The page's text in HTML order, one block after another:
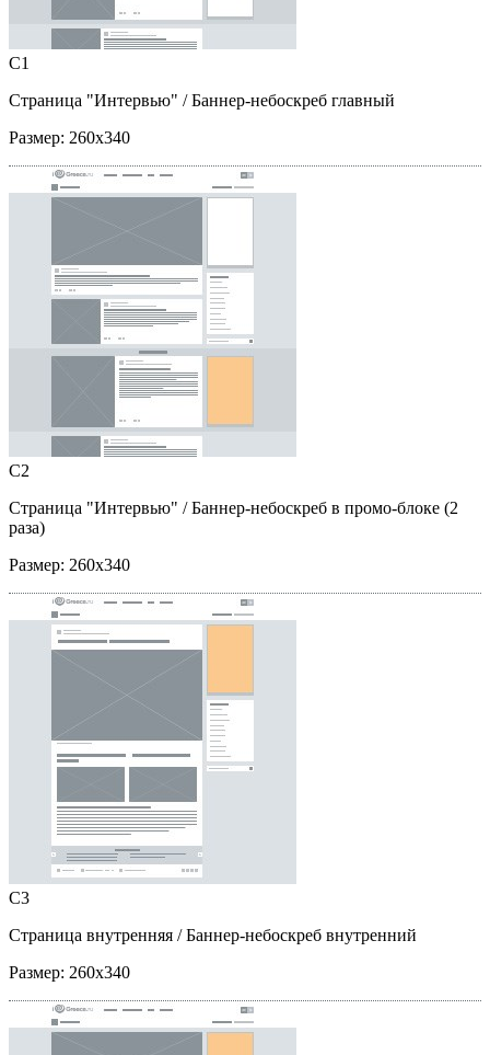
C1
Страница "Интервью" / Баннер-небоскреб главный
Размер: 260x340
C2
Страница "Интервью" / Баннер-небоскреб в промо-блоке (2
раза)
Размер: 260x340
C3
Страница внутренняя / Баннер-небоскреб внутренний
Размер: 260x340